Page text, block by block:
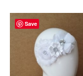
Save